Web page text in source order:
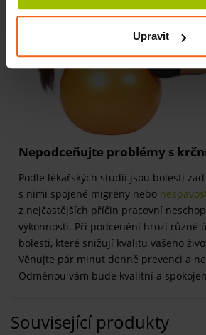
Upravit
Nepodceňujte problémy s
Podle lékařských studií jsou bolesti
s nimi spojené migrény nebo
z nejčastějších příčin pracovní
výkonnosti. Při podcenění hrozí různé
bolesti, které snižují kvalitu vašeho
Věnujte pár minut denně prevenci a
Odměnou vám bude kvalitní a
Související produkty